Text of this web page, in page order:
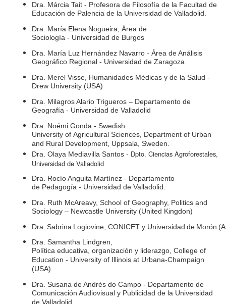
Dra. Márcia Tait - Profesora de Filosofía de la Facultad de
Educación de Palencia de la Universidad de Valladolid.
Dra. María Elena Nogueira, Área de
Sociología - Universidad de Burgos
Dra. María Luz Hernández Navarro - Área de Análisis
Geográfico Regional - Universidad de Zaragoza
Dra. Merel Visse, Humanidades Médicas y de la Salud -
Drew University (USA)
Dra. Milagros Alario Trigueros – Departamento de
Geografía - Universidad de Valladolid
Dra. Noémi Gonda - Swedish
University of Agricultural Sciences, Department of Urban
and Rural Development, Uppsala, Sweden.
Dra. Olaya Mediavilla Santos - Dpto. Ciencias Agroforestales,
Universidad de Valladolid
Dra. Rocío Anguita Martínez - Departamento
de Pedagogía - Universidad de Valladolid.
Dra. Ruth McAreavy, School of Geography, Politics and
Sociology – Newcastle University (United Kingdon)
Dra. Sabrina Logiovine, CONICET y Universidad de Morón
Dra. Samantha Lindgren,
Política educativa, organización y liderazgo, College of
Education - University of Illinois at Urbana-Champaign
(USA)
Dra. Susana de Andrés do Campo - Departamento de
Comunicación Audiovisual y Publicidad de la Universidad